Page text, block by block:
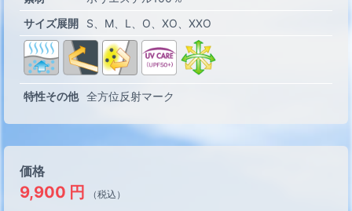
サイズ展開
S M L O XO XXO
特性その他 全方位反射マーク
価格
9,900 円 （税込）